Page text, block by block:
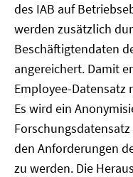
des IAB auf
werden zusätzlich
Beschäftigtendaten
angereichert. Damit
Employee-Datensatz
Es wird ein
den Anforderungen
zu werden. Die